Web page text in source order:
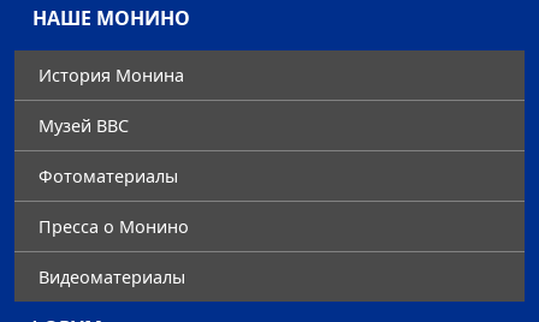
НАШЕ МОНИНО
История Монина
Музей ВВС
Фотоматериалы
Преccа о Монино
Видеоматериалы